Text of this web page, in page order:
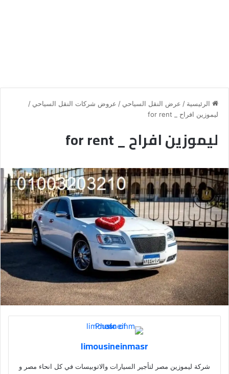
الرئيسية / عرض النقل السياحي / عروض شركات النقل السياحي /
ليموزين افراح _ for rent
ليموزين افراح _ for rent
limousineinmasr
شركة ليموزين مصر لتأجير السيارات والاتوبيسات في كل انحاء مصر و